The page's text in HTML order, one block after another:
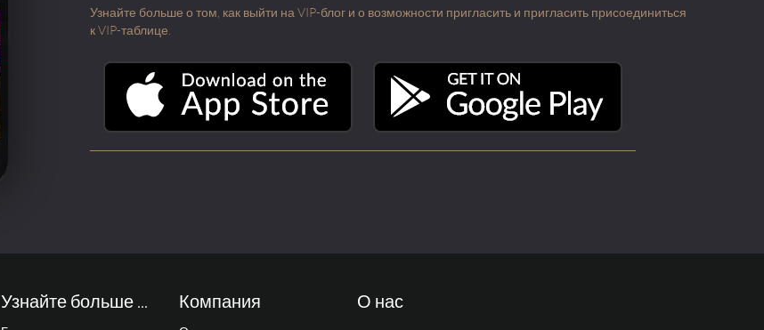
Узнайте больше о том, как выйти на VIP-блог и о возможности пригласить и пригласить присоединиться
к VIP-таблице.
Узнайте больше ... Компания О нас